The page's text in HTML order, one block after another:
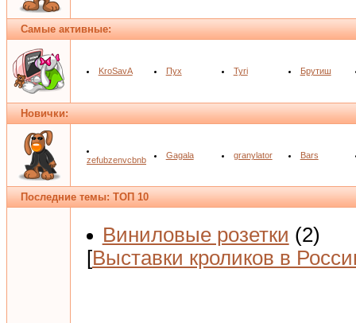
Самые активные:
KroSavA Пух Tyri Брутиш
Новички:
zefubzenvcbnb Gagala granylator Bars
Последние темы: ТОП 10
Виниловые розетки (2)
[Выставки кроликов в